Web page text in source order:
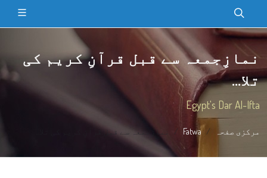
نمازِجمعہ سے قبل قرآنِ کریم کی
تلا...
Egypt's Dar Al-Ifta
مرکزی صفحہ Fatwa نمازِجمعہ سے قبل قرآنِ کریم کی تلا...